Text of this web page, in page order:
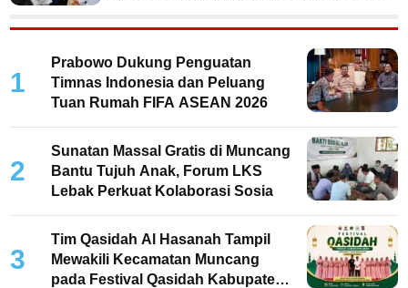
1
Prabowo Dukung Penguatan
Timnas Indonesia dan Peluang
Tuan Rumah FIFA ASEAN 2026
2
Sunatan Massal Gratis di Muncang
Bantu Tujuh Anak, Forum LKS
Lebak Perkuat Kolaborasi Sosia
3
Tim Qasidah Al Hasanah Tampil
Mewakili Kecamatan Muncang
pada Festival Qasidah Kabupaten